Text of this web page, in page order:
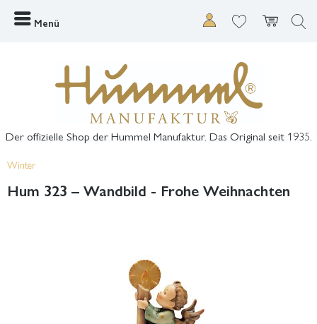
Menü
Der offizielle Shop der Hummel Manufaktur. Das Original seit 1935.
Winter
Hum 323 – Wandbild - Frohe Weihnachten